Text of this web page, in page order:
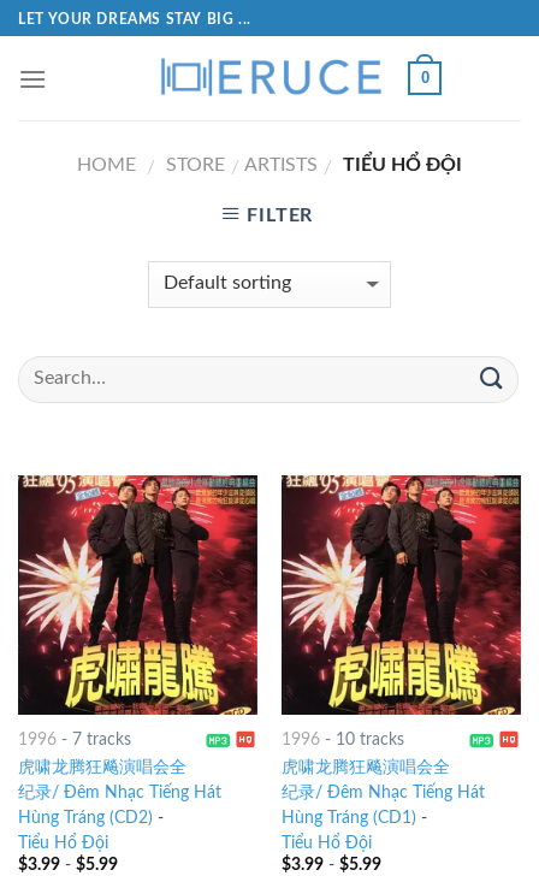
LET YOUR DREAMS STAY BIG ...
0
HOME / STORE / ARTISTS / TIỂU HỔ ĐỘI
FILTER
1996- 7 tracks
虎啸龙腾狂飚演唱会全
纪录/ Đêm Nhạc Tiếng Hát
Hùng Tráng (CD2) -
Tiểu Hổ Đội
$3.99- $5.99
1996- 10 tracks
虎啸龙腾狂飚演唱会全
纪录/ Đêm Nhạc Tiếng Hát
Hùng Tráng (CD1) -
Tiểu Hổ Đội
$3.99- $5.99